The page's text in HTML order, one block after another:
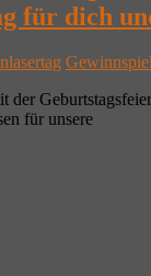
für dich
der
für unsere